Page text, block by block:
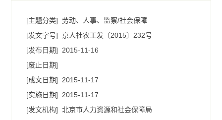
[主题分类] 劳动、人事、监察/社会保障
[发文字号]
京人社农工发〔2015〕232号
[发布日期]
2015-11-16
[废止日期]
[成文日期]
2015-11-17
[实施日期]
2015-11-17
[发文机构]
北京市人力资源和社会保障局